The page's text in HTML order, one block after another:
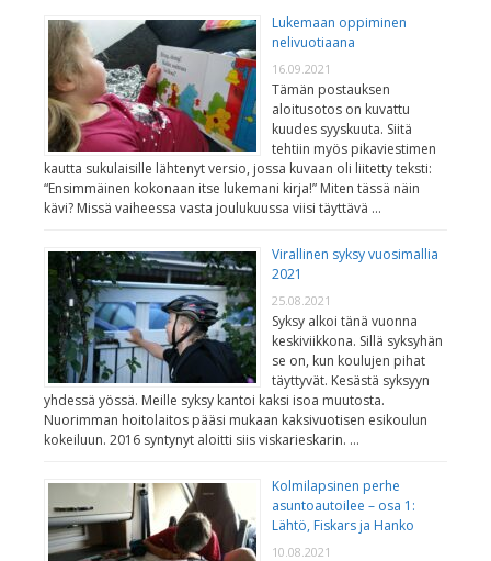
Lukemaan oppiminen
nelivuotiaana
16.09.2021
Tämän postauksen
aloitusotos on kuvattu
kuudes syyskuuta. Siitä
tehtiin myös pikaviestimen
kautta sukulaisille lähtenyt versio, jossa kuvaan oli liitetty teksti:
“Ensimmäinen kokonaan itse lukemani kirja!” Miten tässä näin
kävi? Missä vaiheessa vasta joulukuussa viisi täyttävä …
Virallinen syksy vuosimallia
2021
25.08.2021
Syksy alkoi tänä vuonna
keskiviikkona. Sillä syksyhän
se on, kun koulujen pihat
täyttyvät. Kesästä syksyyn
yhdessä yössä. Meille syksy kantoi kaksi isoa muutosta.
Nuorimman hoitolaitos pääsi mukaan kaksivuotisen esikoulun
kokeiluun. 2016 syntynyt aloitti siis viskarieskarin. …
Kolmilapsinen perhe
asuntoautoilee – osa 1:
Lähtö, Fiskars ja Hanko
10.08.2021